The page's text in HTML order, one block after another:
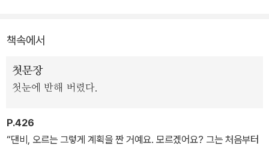
목이 잡힌다. ‘캐치-22’는 실제로는 존재하지 않지만 그래서 더욱 절
광이는 진짜 미치광이가 아니니 제대할 수 없다.’라는 내용처럼 ‘캐
치-22’는 빠져나가지 못하는 이율배반의 덫이 되어 요사리안과 동료
조지프 헬러가 2차 세계 대전에 참전한 경험을 바탕으로 쓴 『캐치-2
책속에서
첫문장
첫눈에 반해 버렸다.
P.426
“댄비, 오르는 그렇게 계획을 짠 거예요. 모르겠어요? 그는 처음부터